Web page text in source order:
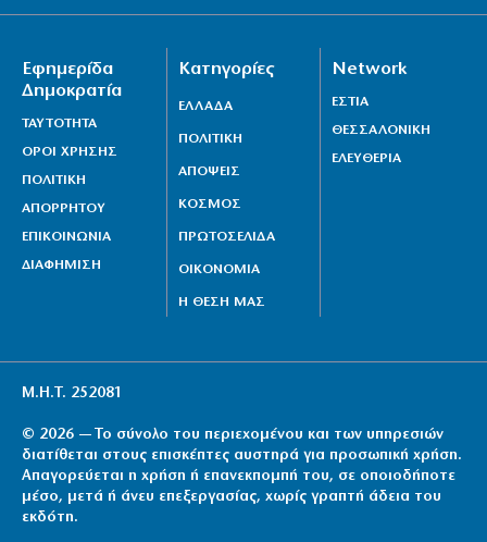
Εφημερίδα
Δημοκρατία
ΤΑΥΤΟΤΗΤΑ
ΟΡΟΙ ΧΡΗΣΗΣ
ΠΟΛΙΤΙΚΗ
ΑΠΟΡΡΗΤΟΥ
ΕΠΙΚΟΙΝΩΝΙΑ
ΔΙΑΦΗΜΙΣΗ
Κατηγορίες
ΕΛΛΑΔΑ
ΠΟΛΙΤΙΚΗ
ΑΠΟΨΕΙΣ
ΚΟΣΜΟΣ
ΠΡΩΤΟΣΕΛΙΔΑ
ΟΙΚΟΝΟΜΙΑ
Η ΘΕΣΗ ΜΑΣ
Network
ΕΣΤΙΑ
ΘΕΣΣΑΛΟΝΙΚΗ
ΕΛΕΥΘΕΡΙΑ
Μ.Η.Τ. 252081
© 2026 — Το σύνολο του περιεχομένου και των υπηρεσιών
διατίθεται στους επισκέπτες αυστηρά για προσωπική χρήση.
Απαγορεύεται η χρήση ή επανεκπομπή του, σε οποιοδήποτε
μέσο, μετά ή άνευ επεξεργασίας, χωρίς γραπτή άδεια του
εκδότη.